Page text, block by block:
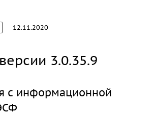
12.11.2020
3.0.35.9
с информационной